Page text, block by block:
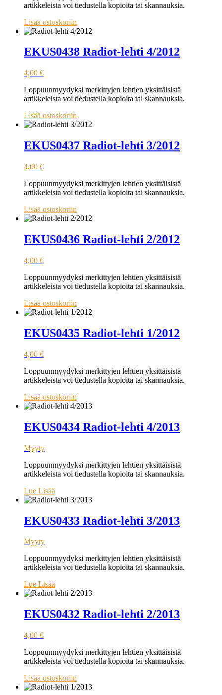
artikkeleista voi tiedustella kopioita tai skannauksia.
Lisää ostoskoriin
EKUS0438 Radiot-lehti 4/2012
4,00 €
Loppuunmyydyksi merkittyjen lehtien yksittäisistä
artikkeleista voi tiedustella kopioita tai skannauksia.
Lisää ostoskoriin
EKUS0437 Radiot-lehti 3/2012
4,00 €
Loppuunmyydyksi merkittyjen lehtien yksittäisistä
artikkeleista voi tiedustella kopioita tai skannauksia.
Lisää ostoskoriin
EKUS0436 Radiot-lehti 2/2012
4,00 €
Loppuunmyydyksi merkittyjen lehtien yksittäisistä
artikkeleista voi tiedustella kopioita tai skannauksia.
Lisää ostoskoriin
EKUS0435 Radiot-lehti 1/2012
4,00 €
Loppuunmyydyksi merkittyjen lehtien yksittäisistä
artikkeleista voi tiedustella kopioita tai skannauksia.
Lisää ostoskoriin
EKUS0434 Radiot-lehti 4/2013
Myyty
Loppuunmyydyksi merkittyjen lehtien yksittäisistä
artikkeleista voi tiedustella kopioita tai skannauksia.
Lue Lisää
EKUS0433 Radiot-lehti 3/2013
Myyty
Loppuunmyydyksi merkittyjen lehtien yksittäisistä
artikkeleista voi tiedustella kopioita tai skannauksia.
Lue Lisää
EKUS0432 Radiot-lehti 2/2013
4,00 €
Loppuunmyydyksi merkittyjen lehtien yksittäisistä
artikkeleista voi tiedustella kopioita tai skannauksia.
Lisää ostoskoriin